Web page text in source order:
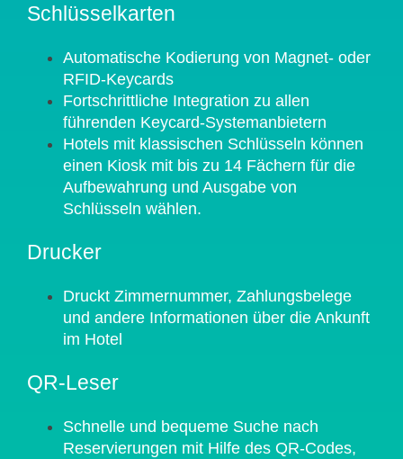
Schlüsselkarten
Automatische Kodierung von Magnet- oder
RFID-Keycards
Fortschrittliche Integration zu allen
führenden Keycard-Systemanbietern
Hotels mit klassischen Schlüsseln können
einen Kiosk mit bis zu 14 Fächern für die
Aufbewahrung und Ausgabe von
Schlüsseln wählen.
Drucker
Druckt Zimmernummer, Zahlungsbelege
und andere Informationen über die Ankunft
im Hotel
QR-Leser
Schnelle und bequeme Suche nach
Reservierungen mit Hilfe des QR-Codes,